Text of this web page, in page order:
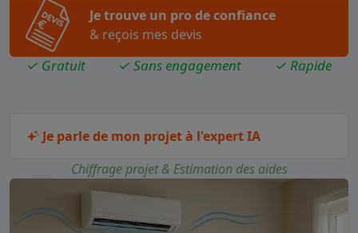
Je trouve un pro de confiance
& reçois mes devis
✓ Gratuit ✓ Sans engagement ✓ Rapide
Je parle de mon projet à l'expert IA
Chiffrage projet & Estimation des aides